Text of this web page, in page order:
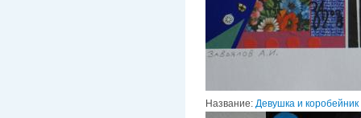
Название: Девушка и коробейник